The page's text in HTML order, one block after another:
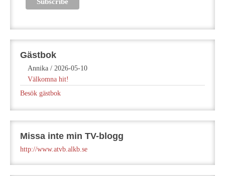
Gästbok
Annika / 2026-05-10
Välkomna hit!
Besök gästbok
Missa inte min TV-blogg
http://www.atvb.alkb.se